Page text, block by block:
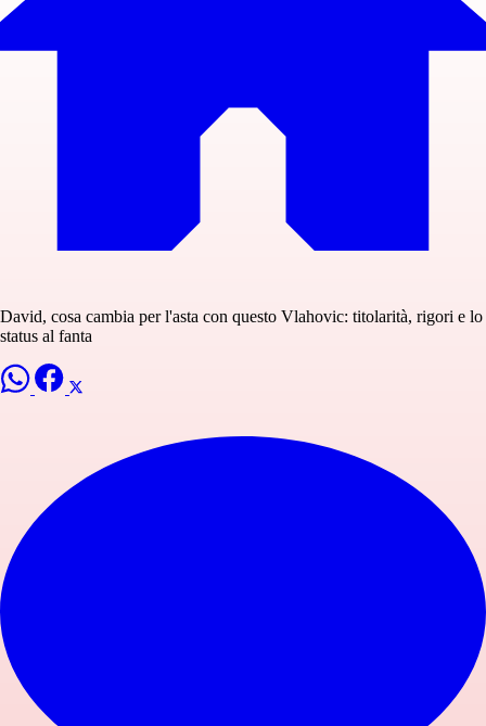
David, cosa cambia per l'asta con questo Vlahovic: titolarità, rigori e lo
status al fanta